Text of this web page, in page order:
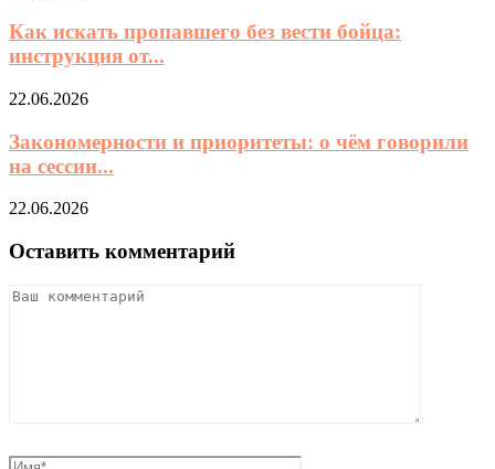
Как искать пропавшего без вести бойца:
инструкция от...
22.06.2026
Закономерности и приоритеты: о чём говорили
на сессии...
22.06.2026
Оставить комментарий